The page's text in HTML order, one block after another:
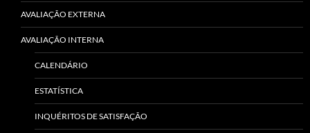
AVALIAÇÃO EXTERNA
AVALIAÇÃO INTERNA
CALENDÁRIO
ESTATÍSTICA
INQUÉRITOS DE SATISFAÇÃO